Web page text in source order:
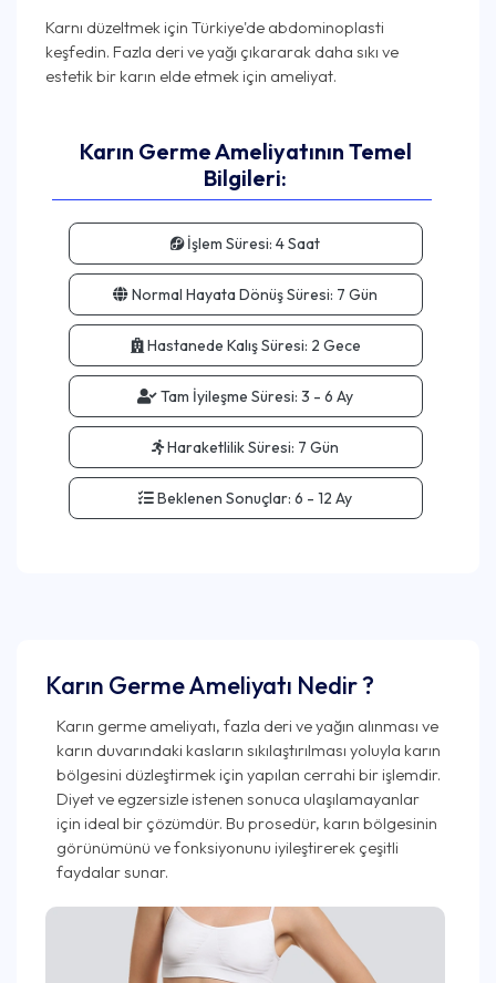
Karnı düzeltmek için Türkiye'de abdominoplasti
keşfedin. Fazla deri ve yağı çıkararak daha sıkı ve
Karın Germe Ameliyatının Temel
Bilgileri:
İşlem Süresi: 4 Saat
Normal Hayata Dönüş Süresi: 7 Gün
Hastanede Kalış Süresi: 2 Gece
Tam İyileşme Süresi: 3 - 6 Ay
Haraketlilik Süresi: 7 Gün
Beklenen Sonuçlar: 6 - 12 Ay
Karın Germe Ameliyatı Nedir ?
Karın germe ameliyatı, fazla deri ve yağın alınması ve
karın duvarındaki kasların sıkılaştırılması yoluyla karın
bölgesini düzleştirmek için yapılan cerrahi bir işlemdir.
Diyet ve egzersizle istenen sonuca ulaşılamayanlar
için ideal bir çözümdür. Bu prosedür, karın bölgesinin
görünümünü ve fonksiyonunu iyileştirerek çeşitli
faydalar sunar.